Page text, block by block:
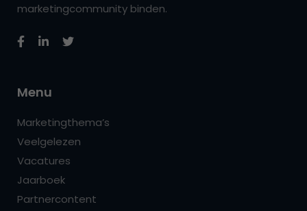
marketingcommunity binden.
Menu
Marketingthema’s
Veelgelezen
Vacatures
Jaarboek
Partnercontent